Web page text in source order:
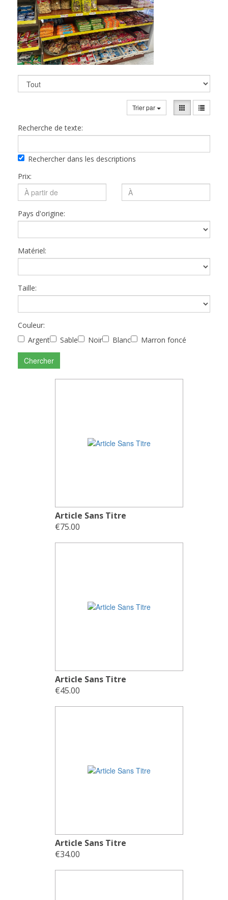
Trier par
Recherche de texte:
Rechercher dans les descriptions
Prix:
Pays d'origine:
Matériel:
Taille:
Couleur:
Argent
Sable Noir Blanc Marron foncé
Chercher
Article Sans Titre
€75.00
Article Sans Titre
€45.00
Article Sans Titre
€34.00